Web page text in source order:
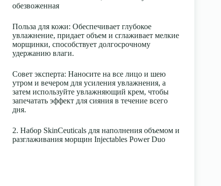
обезвоженная
Польза для кожи: Обеспечивает глубокое
увлажнение, придает объем и сглаживает мелкие
морщинки, способствует долгосрочному
удержанию влаги.
Совет эксперта: Наносите на все лицо и шею
утром и вечером для усиления увлажнения, а
затем используйте увлажняющий крем, чтобы
запечатать эффект для сияния в течение всего
дня.
2. Набор SkinCeuticals для наполнения объемом и
разглаживания морщин Injectables Power Duo